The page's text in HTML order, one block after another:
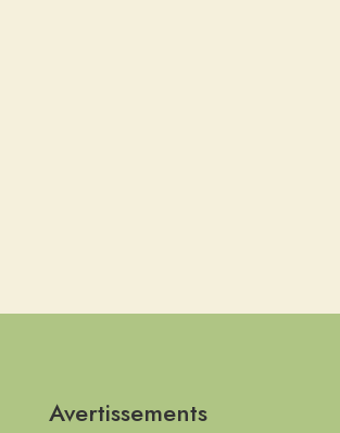
Avertissements